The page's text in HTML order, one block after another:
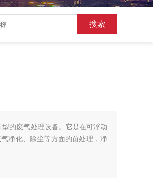
的废气处理设备。它是在可浮动
净化、除尘等方面的前处理，净